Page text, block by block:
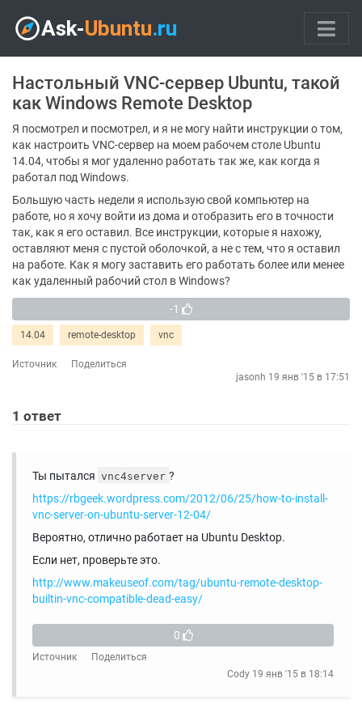
Настольный VNC-сервер Ubuntu, такой
как Windows Remote Desktop
Я посмотрел и посмотрел, и я не могу найти инструкции о том,
как настроить VNC-сервер на моем рабочем столе Ubuntu
14.04, чтобы я мог удаленно работать так же, как когда я
работал под Windows.
Большую часть недели я использую свой компьютер на
работе, но я хочу войти из дома и отобразить его в точности
так, как я его оставил. Все инструкции, которые я нахожу,
оставляют меня с пустой оболочкой, а не с тем, что я оставил
на работе. Как я могу заставить его работать более или менее
как удаленный рабочий стол в Windows?
-1
14.04 remote-desktop vnc
Источник
Поделиться
jasonh 19 янв '15 в 17:51
1 ответ
Ты пытался vnc4server ?
https://rbgeek.wordpress.com/2012/06/25/how-to-install-
vnc-server-on-ubuntu-server-12-04/
Вероятно, отлично работает на Ubuntu Desktop.
Если нет, проверьте это.
http://www.makeuseof.com/tag/ubuntu-remote-desktop-
builtin-vnc-compatible-dead-easy/
0
Источник
Поделиться
Cody 19 янв '15 в 18:14